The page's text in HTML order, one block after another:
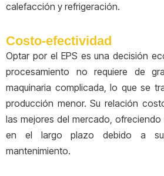
calefacción y refrigeración.
Costo-efectividad
Optar por el EPS es una decisión
procesamiento no requiere de
maquinaria complicada, lo que se
producción menor. Su relación
las mejores del mercado,
en el largo plazo debido a su
mantenimiento.